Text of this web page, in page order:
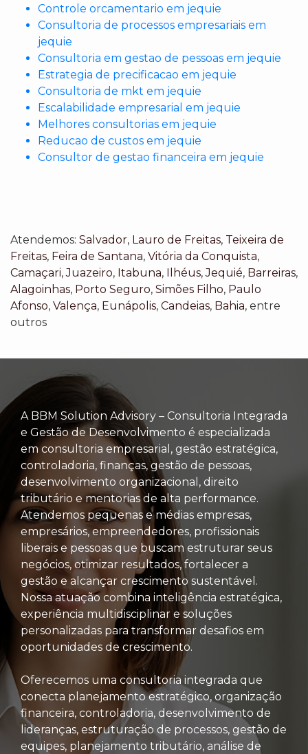
Controle orcamentario em jequie
Consultoria de processos empresariais em
jequie
Consultoria em gestao de pessoas em jequie
Estrategia de precificacao em jequie
Consultoria de mkt em jequie
Escalabilidade empresarial em jequie
Melhores consultorias em jequie
Reducao de custos em jequie
Consultor de gestao financeira em jequie
Atendemos: Salvador, Lauro de Freitas, Teixeira de
Freitas, Feira de Santana, Vitória da Conquista,
Camaçari,Juazeiro, Itabuna, Ilhéus,Jequié, Barreiras,
Alagoinhas, Porto Seguro, Simões Filho, Paulo
Afonso, Valença, Eunápolis, Candeias, Bahia, entre
outros
A BBM Solution Advisory – Consultoria Integrada
e Gestão de Desenvolvimento é especializada
em consultoria empresarial, gestão estratégica,
controladoria, finanças, gestão de pessoas,
desenvolvimento organizacional, direito
tributário e mentorias de alta performance.
Atendemos pequenas e médias empresas,
empresários, empreendedores, profissionais
liberais e pessoas que buscam estruturar seus
negócios, otimizar resultados, fortalecer a
gestão e alcançar crescimento sustentável.
Nossa atuação combina inteligência estratégica,
experiência multidisciplinar e soluções
personalizadas para transformar desafios em
oportunidades de crescimento.
Oferecemos uma consultoria integrada que
conecta planejamento estratégico, organização
financeira, controladoria, desenvolvimento de
lideranças, estruturação de processos, gestão de
equipes, planejamento tributário, análise de